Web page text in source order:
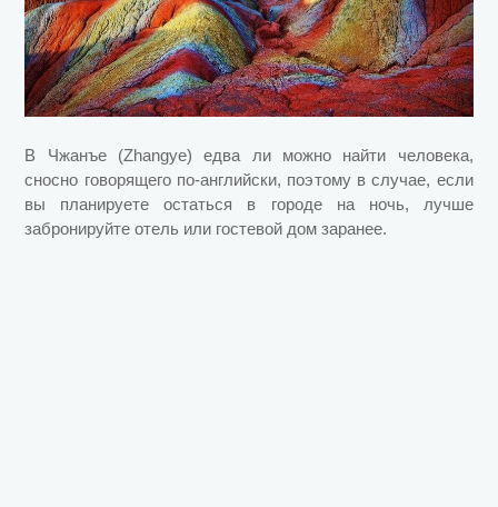
В Чжанъе (Zhangye) едва ли можно найти человека,
сносно говорящего по-английски, поэтому в случае, если
вы планируете остаться в городе на ночь, лучше
забронируйте отель или гостевой дом заранее.